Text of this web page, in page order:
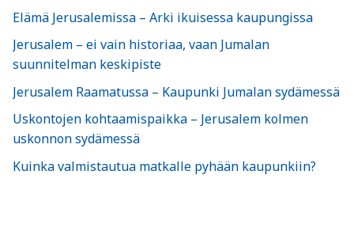
Elämä Jerusalemissa – Arki ikuisessa kaupungissa
Jerusalem – ei vain historiaa, vaan Jumalan
suunnitelman keskipiste
Jerusalem Raamatussa – Kaupunki Jumalan sydämessä
Uskontojen kohtaamispaikka – Jerusalem kolmen
uskonnon sydämessä
Kuinka valmistautua matkalle pyhään kaupunkiin?